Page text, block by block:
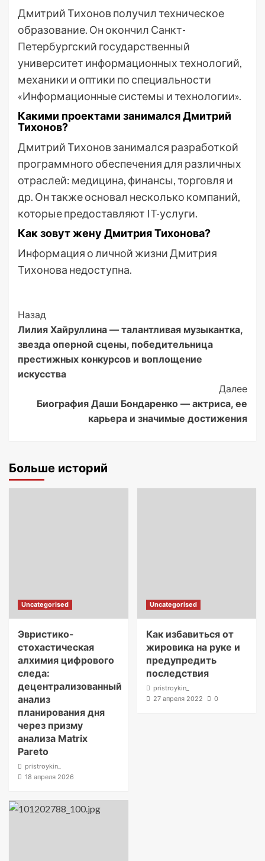
Дмитрий Тихонов получил техническое
образование. Он окончил Санкт-
Петербургский государственный
университет информационных технологий,
механики и оптики по специальности
«Информационные системы и технологии».
Какими проектами занимался Дмитрий
Тихонов?
Дмитрий Тихонов занимался разработкой
программного обеспечения для различных
отраслей: медицина, финансы, торговля и
др. Он также основал несколько компаний,
которые предоставляют IT-услуги.
Как зовут жену Дмитрия Тихонова?
Информация о личной жизни Дмитрия
Тихонова недоступна.
Post
Navigation
Назад
Лилия Хайруллина — талантливая музыкантка,
звезда оперной сцены, победительница
престижных конкурсов и воплощение
искусства
Далее
Биография Даши Бондаренко — актриса, ее
карьера и значимые достижения
Больше историй
Uncategorised
Эвристико-
стохастическая
алхимия цифрового
следа:
децентрализованный
анализ
планирования дня
через призму
анализа Matrix
Pareto
pristroykin_
18 апреля 2026
Uncategorised
Как избавиться от
жировика на руке и
предупредить
последствия
pristroykin_
27 апреля 2022
0